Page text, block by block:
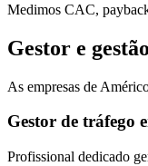
Medimos CAC,
Gestor e
As empresas de
Gestor de tráfego
Profissional dedicado